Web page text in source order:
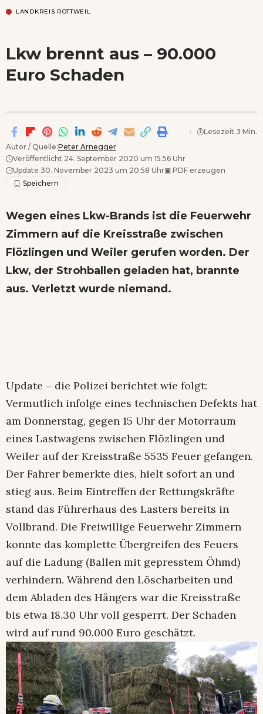
LANDKREIS ROTTWEIL
Lkw brennt aus – 90.000
Euro Schaden
Autor / Quelle:Peter Arnegger
Veröffentlicht 24. September 2020 um 15.56 Uhr
Update 30. November 2023 um 20.58 Uhr▣ PDF erzeugen
Lesezeit 3 Min.
Wegen eines Lkw-Brands ist die Feuerwehr
Zimmern auf die Kreisstraße zwischen
Flözlingen und Weiler gerufen worden. Der
Lkw, der Strohballen geladen hat, brannte
aus. Verletzt wurde niemand.
Update – die Polizei berichtet wie folgt:
Vermutlich infolge eines technischen Defekts hat
am Donnerstag, gegen 15 Uhr der Motorraum
eines Lastwagens zwischen Flözlingen und
Weiler auf der Kreisstraße 5535 Feuer gefangen.
Der Fahrer bemerkte dies, hielt sofort an und
stieg aus. Beim Eintreffen der Rettungskräfte
stand das Führerhaus des Lasters bereits in
Vollbrand. Die Freiwillige Feuerwehr Zimmern
konnte das komplette Übergreifen des Feuers
auf die Ladung (Ballen mit gepresstem Öhmd)
verhindern. Während den Löscharbeiten und
dem Abladen des Hängers war die Kreisstraße
bis etwa 18.30 Uhr voll gesperrt. Der Schaden
wird auf rund 90.000 Euro geschätzt.